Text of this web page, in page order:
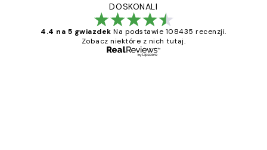
DOSKONALI
4.4 na 5 gwiazdek Na podstawie 108435 recenzji.
Zobacz niektóre z nich tutaj.